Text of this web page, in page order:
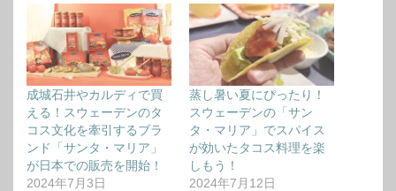
成城石井やカルディで買
える！スウェーデンのタ
コス文化を牽引するブラ
ンド「サンタ・マリア」
が日本での販売を開始！
2024年7月3日
蒸し暑い夏にぴったり！
スウェーデンの「サン
タ・マリア」でスパイス
が効いたタコス料理を楽
しもう！
2024年7月12日